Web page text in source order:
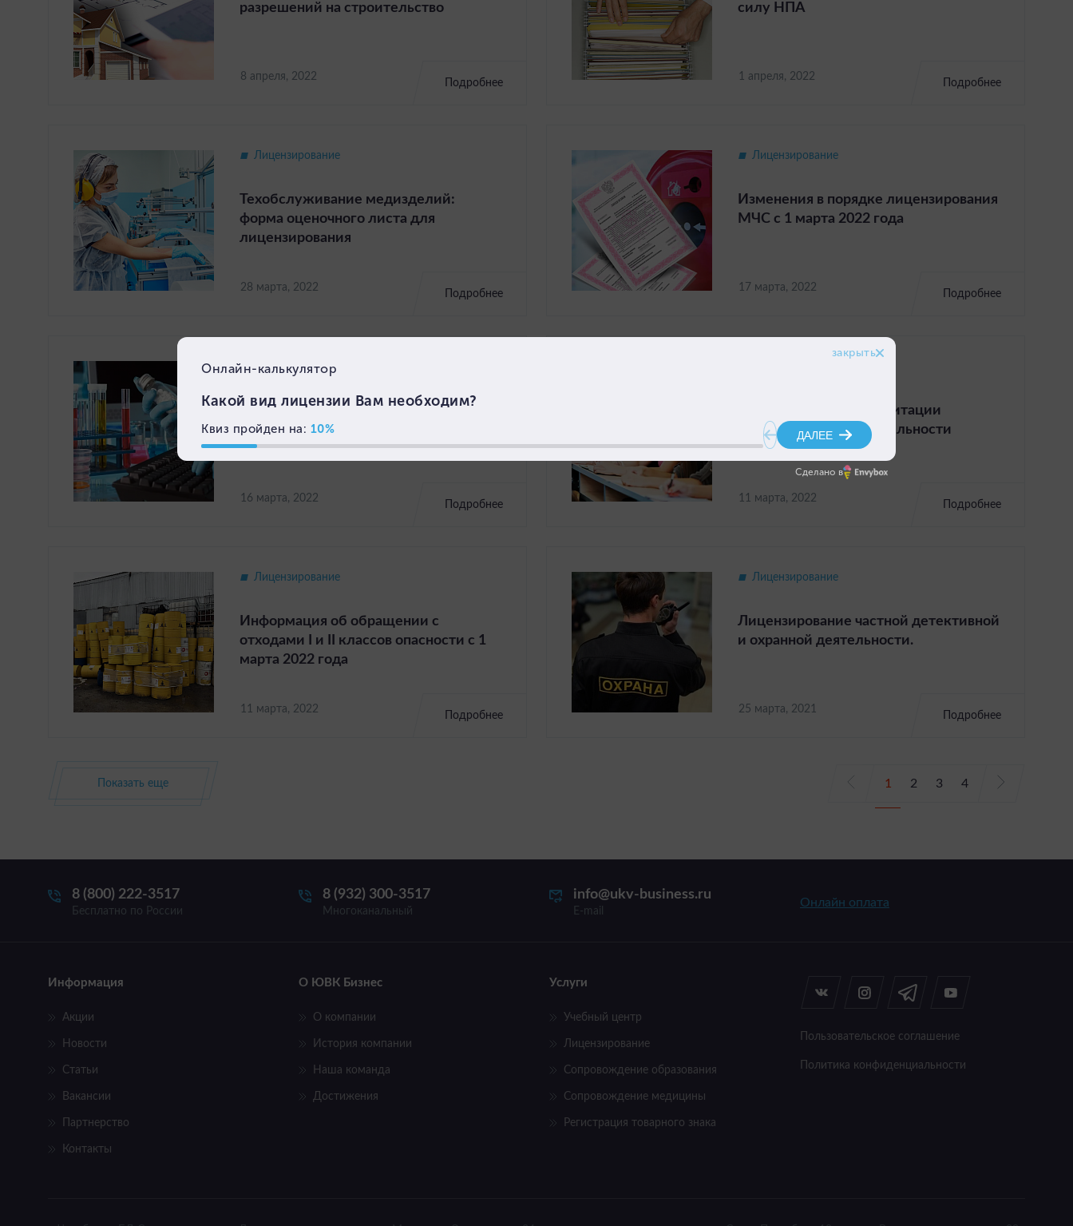
разрешений на строительство
8 апреля, 2022
Подробнее
силу НПА
1 апреля, 2022
Подробнее
Лицензирование
Техобслуживание медизделий:
форма оценочного листа для
лицензирования
28 марта, 2022
Подробнее
Лицензирование
Изменения в порядке лицензирования
МЧС c 1 марта 2022 года
17 марта, 2022
Подробнее
Лицензирование
Изменения о лицензировании
фармацевтической деятельности
16 марта, 2022
Подробнее
Новые правила аккредитации
образовательной деятельности
вступили в силу
11 марта, 2022
Подробнее
Лицензирование
Информация об обращении с
отходами I и II классов опасности с 1
марта 2022 года
11 марта, 2022
Подробнее
Лицензирование
Лицензирование частной детективной
и охранной деятельности.
25 марта, 2021
Подробнее
Показать еще 1 2 3 4
8 (800) 222-3517
Бесплатно по России
8 (932) 300-3517
Многоканальный
info@ukv-business.ru
E-mail
Онлайн оплата
Информация
Акции
Новости
Статьи
Вакансии
Партнерство
Контакты
О ЮВК Бизнес
О компании
История компании
Наша команда
Достижения
Услуги
Учебный центр
Лицензирование
Сопровождение образования
Сопровождение медицины
Регистрация товарного знака
Пользовательское соглашение
Политика конфиденциальности
Сделано в